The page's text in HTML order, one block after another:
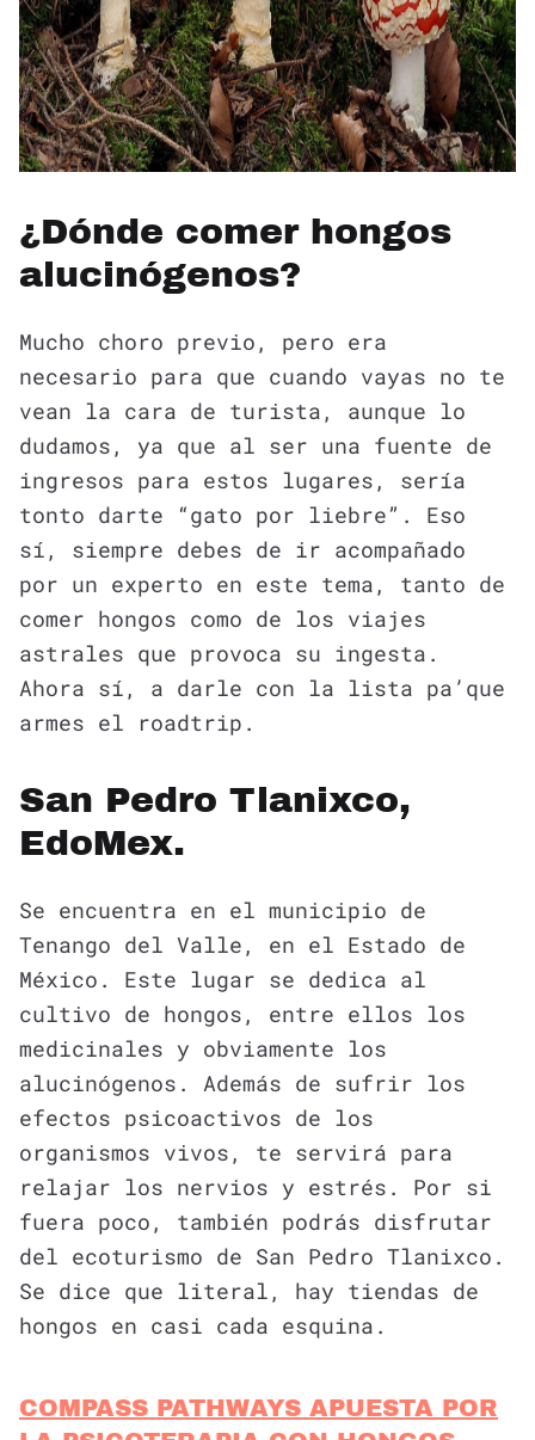
¿Dónde comer hongos
alucinógenos?
Mucho choro previo, pero era
necesario para que cuando vayas no te
vean la cara de turista, aunque lo
dudamos, ya que al ser una fuente de
ingresos para estos lugares, sería
tonto darte “gato por liebre”. Eso
sí, siempre debes de ir acompañado
por un experto en este tema, tanto de
comer hongos como de los viajes
astrales que provoca su ingesta.
Ahora sí, a darle con la lista pa’que
armes el roadtrip.
San Pedro Tlanixco,
EdoMex.
Se encuentra en el municipio de
Tenango del Valle, en el Estado de
México. Este lugar se dedica al
cultivo de hongos, entre ellos los
medicinales y obviamente los
alucinógenos. Además de sufrir los
efectos psicoactivos de los
organismos vivos, te servirá para
relajar los nervios y estrés. Por si
fuera poco, también podrás disfrutar
del ecoturismo de San Pedro Tlanixco.
Se dice que literal, hay tiendas de
hongos en casi cada esquina.
COMPASS PATHWAYS APUESTA POR